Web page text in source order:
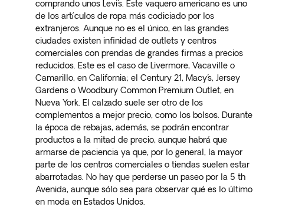
comprando unos Levi´s. Este vaquero americano es uno
de los artículos de ropa más codiciado por los
extranjeros. Aunque no es el único, en las grandes
ciudades existen infinidad de outlets y centros
comerciales con prendas de grandes firmas a precios
reducidos. Este es el caso de Livermore, Vacaville o
Camarillo, en California; el Century 21, Macy´s, Jersey
Gardens o Woodbury Common Premium Outlet, en
Nueva York. El calzado suele ser otro de los
complementos a mejor precio, como los bolsos. Durante
la época de rebajas, además, se podrán encontrar
productos a la mitad de precio, aunque habrá que
armarse de paciencia ya que, por lo general, la mayor
parte de los centros comerciales o tiendas suelen estar
abarrotadas. No hay que perderse un paseo por la 5 th
Avenida, aunque sólo sea para observar qué es lo último
en moda en Estados Unidos.